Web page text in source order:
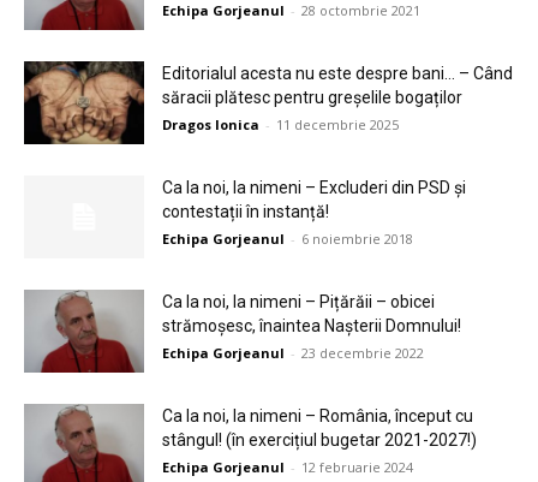
Echipa Gorjeanul - 28 octombrie 2021
Editorialul acesta nu este despre bani… – Când
săracii plătesc pentru greșelile bogaților
Dragos Ionica - 11 decembrie 2025
Ca la noi, la nimeni – Excluderi din PSD și
contestații în instanță!
Echipa Gorjeanul - 6 noiembrie 2018
Ca la noi, la nimeni – Pițărăii – obicei
strămoșesc, înaintea Nașterii Domnului!
Echipa Gorjeanul - 23 decembrie 2022
Ca la noi, la nimeni – România, început cu
stângul! (în exercițiul bugetar 2021-2027!)
Echipa Gorjeanul - 12 februarie 2024